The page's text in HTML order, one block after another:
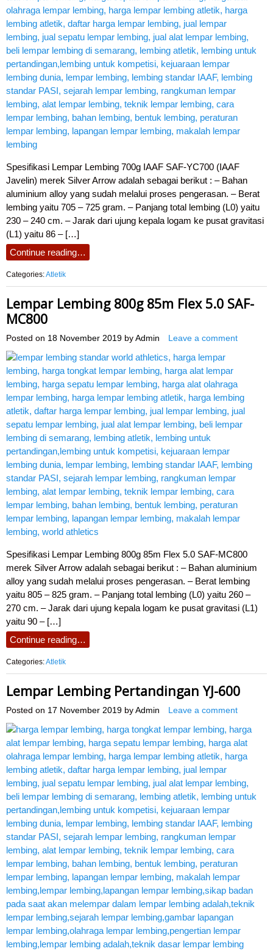
Spesifikasi Lempar Lembing 700g IAAF SAF-YC700 (IAAF
Javelin) merek Silver Arrow adalah sebagai berikut : – Bahan
aluminium alloy yang sudah melalui proses pengerasan. – Berat
lembing yaitu 705 – 725 gram. – Panjang total lembing (L0) yaitu
230 – 240 cm. – Jarak dari ujung kepala logam ke pusat gravitasi
(L1) yaitu 86 – […]
Continue reading…
Categories:Atletik
Lempar Lembing 800g 85m Flex 5.0 SAF-
MC800
Posted on 18 November 2019 by Admin Leave a comment
Spesifikasi Lempar Lembing 800g 85m Flex 5.0 SAF-MC800
merek Silver Arrow adalah sebagai berikut : – Bahan aluminium
alloy yang sudah melalui proses pengerasan. – Berat lembing
yaitu 805 – 825 gram. – Panjang total lembing (L0) yaitu 260 –
270 cm. – Jarak dari ujung kepala logam ke pusat gravitasi (L1)
yaitu 90 – […]
Continue reading…
Categories:Atletik
Lempar Lembing Pertandingan YJ-600
Posted on 17 November 2019 by Admin Leave a comment